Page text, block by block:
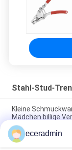
Stahl-Stud-
Kleine
Mädchen billige
Kleine
Mädchen billige
eceradmin